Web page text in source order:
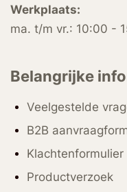
Werkplaats:
ma. t/m vr.: 10:00 -
Belangrijke
Veelgestelde
B2B
Klachtenformulier
Productverzoek